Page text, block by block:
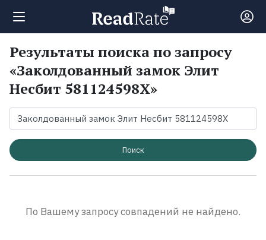
Поиск
Новости
Рейтинги
Экранизации
Результаты поиска по запросу
«Заколдованный замок Элит
Несбит 581124598X»
Поиск
По Вашему запросу совпадений не найдено.